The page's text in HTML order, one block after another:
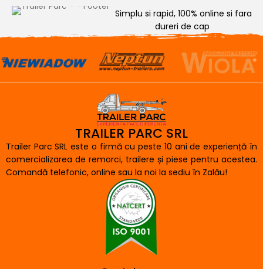
Simplu si rapid, 100% online si fara
dureri de cap
TRAILER PARC SRL
Trailer Parc SRL este o firmă cu peste 10 ani de experiență în
comercializarea de remorci, trailere și piese pentru acestea.
Comandă telefonic, online sau la noi la sediu în Zalău!